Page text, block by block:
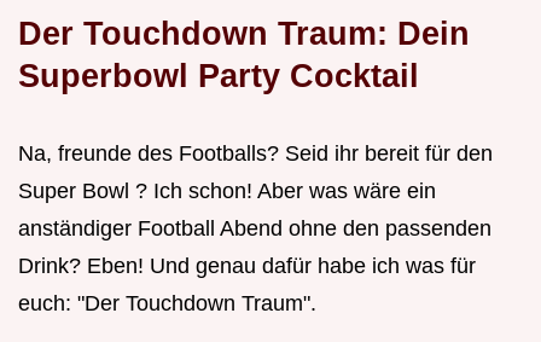
Der Touchdown Traum: Dein
Superbowl Party Cocktail
Na, freunde des Footballs? Seid ihr bereit für den
Super Bowl ? Ich schon! Aber was wäre ein
anständiger Football Abend ohne den passenden
Drink? Eben! Und genau dafür habe ich was für
euch: "Der Touchdown Traum".